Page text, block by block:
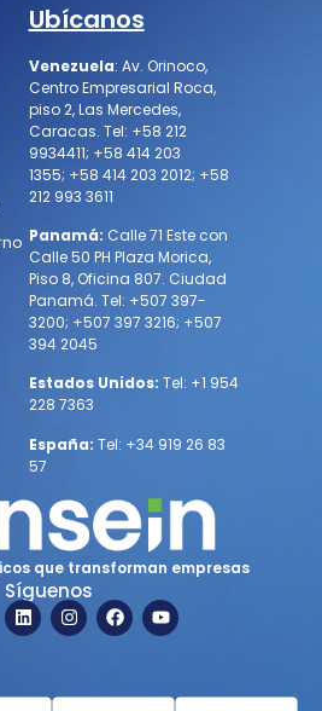
Ubícanos
Venezuela: Av. Orinoco,
Centro Empresarial Roca,
piso 2, Las Mercedes,
Caracas. Tel: +58 212
9934411; +58 414 203
1355; +58 414 203 2012; +58
212 993 3611
Panamá: Calle 71 Este con
Calle 50 PH Plaza Morica,
Piso 8, Oficina 807. Ciudad
Panamá. Tel: +507 397-
3200; +507 397 3216; +507
394 2045
Estados Unidos: Tel: +1 954
228 7363
España: Tel: +34 919 26 83
57
que transforman empresas
Síguenos